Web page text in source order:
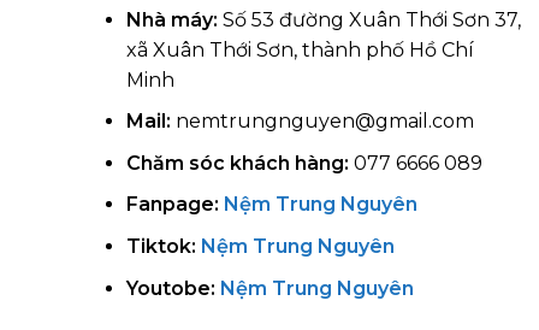
Nhà máy: Số 53 đường Xuân Thới Sơn 37,
xã Xuân Thới Sơn, thành phố Hồ Chí
Minh
Mail: nemtrungnguyen@gmail.com
Chăm sóc khách hàng: 077 6666 089
Fanpage: Nệm Trung Nguyên
Tiktok: Nệm Trung Nguyên
Youtobe: Nệm Trung Nguyên